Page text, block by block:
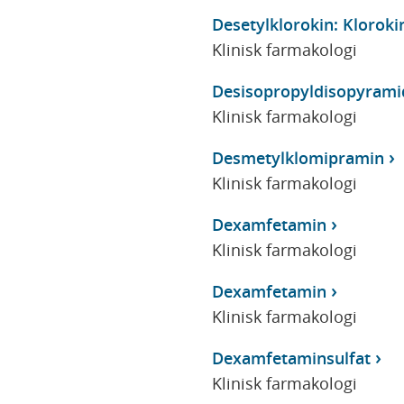
Desetylklorokin:
Klinisk farmakologi
Klinisk farmakologi
Desmetylklomipramin
Klinisk farmakologi
Dexamfetamin
Klinisk farmakologi
Dexamfetamin
Klinisk farmakologi
Dexamfetaminsulfat
Klinisk farmakologi